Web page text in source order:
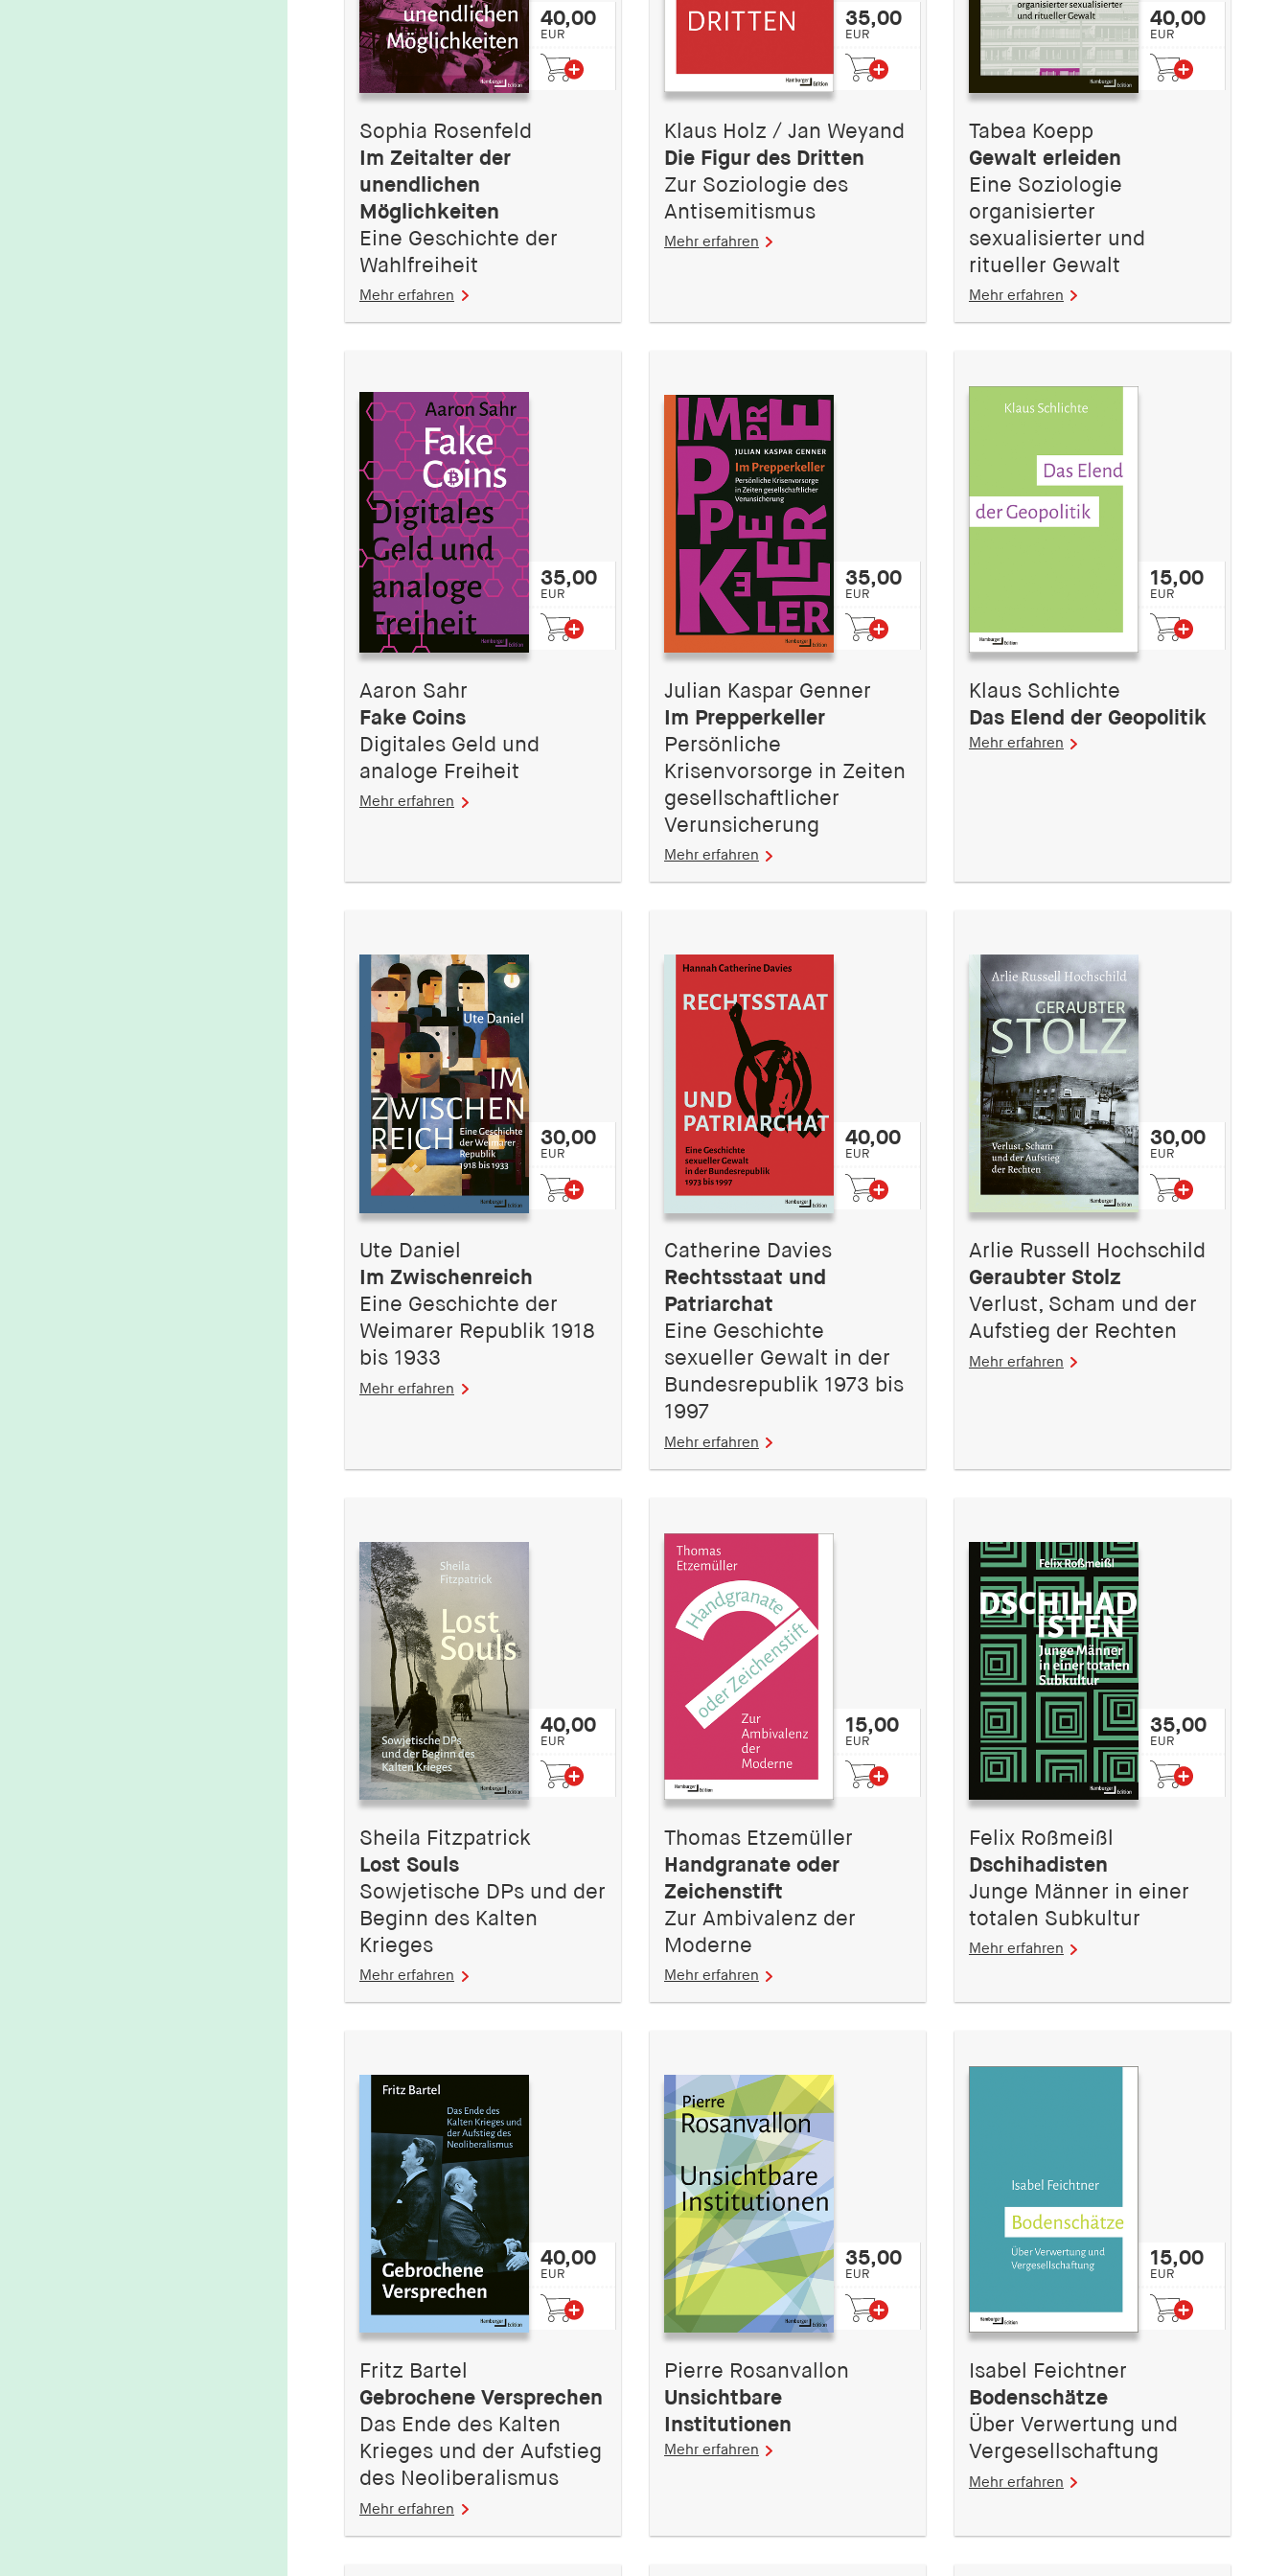
40,00
EUR
Sophia Rosenfeld
Im Zeitalter der
unendlichen
Möglichkeiten
Eine Geschichte der
Wahlfreiheit
Mehr erfahren
35,00
EUR
Klaus Holz / Jan Weyand
Die Figur des Dritten
Zur Soziologie des
Antisemitismus
Mehr erfahren
40,00
EUR
Tabea Koepp
Gewalt erleiden
Eine Soziologie
organisierter
sexualisierter und
ritueller Gewalt
Mehr erfahren
35,00
EUR
Aaron Sahr
Fake Coins
Digitales Geld und
analoge Freiheit
Mehr erfahren
35,00
EUR
Julian Kaspar Genner
Im Prepperkeller
Persönliche
Krisenvorsorge in Zeiten
gesellschaftlicher
Verunsicherung
Mehr erfahren
15,00
EUR
Klaus Schlichte
Das Elend der Geopolitik
Mehr erfahren
30,00
EUR
Ute Daniel
Im Zwischenreich
Eine Geschichte der
Weimarer Republik 1918
bis 1933
Mehr erfahren
40,00
EUR
Catherine Davies
Rechtsstaat und
Patriarchat
Eine Geschichte
sexueller Gewalt in der
Bundesrepublik 1973 bis
1997
Mehr erfahren
30,00
EUR
Arlie Russell Hochschild
Geraubter Stolz
Verlust, Scham und der
Aufstieg der Rechten
Mehr erfahren
40,00
EUR
Sheila Fitzpatrick
Lost Souls
Sowjetische DPs und der
Beginn des Kalten
Krieges
Mehr erfahren
15,00
EUR
Thomas Etzemüller
Handgranate oder
Zeichenstift
Zur Ambivalenz der
Moderne
Mehr erfahren
35,00
EUR
Felix Roßmeißl
Dschihadisten
Junge Männer in einer
totalen Subkultur
Mehr erfahren
40,00
EUR
Fritz Bartel
Gebrochene Versprechen
Das Ende des Kalten
Krieges und der Aufstieg
des Neoliberalismus
Mehr erfahren
35,00
EUR
Pierre Rosanvallon
Unsichtbare
Institutionen
Mehr erfahren
15,00
EUR
Isabel Feichtner
Bodenschätze
Über Verwertung und
Vergesellschaftung
Mehr erfahren